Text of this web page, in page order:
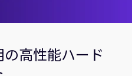
高性能ハード